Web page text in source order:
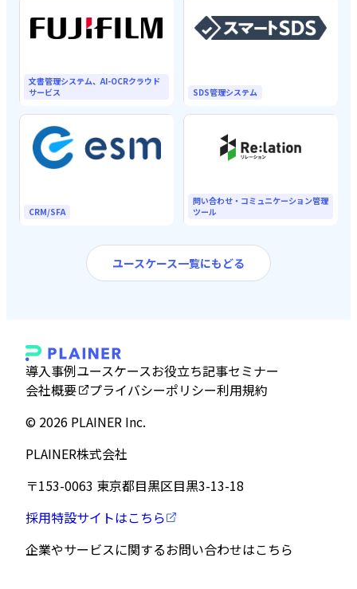
文書管理システム、AI-OCRクラウド
サービス
SDS管理システム
CRM/SFA
問い合わせ・コミュニケーション管理
ツール
ユースケース一覧にもどる
導入事例ユースケースお役立ち記事セミナー
会社概要
プライバシーポリシー利用規約
©︎ 2026 PLAINER Inc.
PLAINER株式会社
〒153-0063 東京都目黒区目黒3-13-18
採用特設サイトはこちら
企業やサービスに関するお問い合わせはこちら